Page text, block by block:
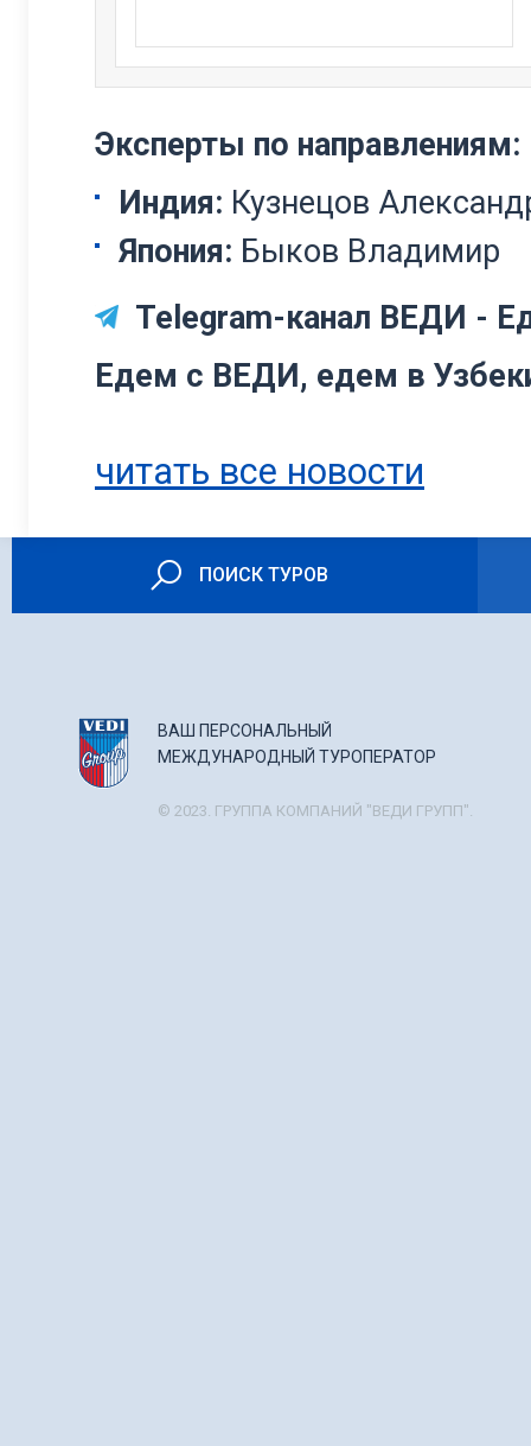
Эксперты по направлениям:
Индия: Кузнецов
Япония: Быков Владимир
Telegram-канал ВЕДИ -
Едем с ВЕДИ, едем в
читать все новости
ПОИСК ТУРОВ
ВАШ ПЕРСОНАЛЬНЫЙ
МЕЖДУНАРОДНЫЙ ТУРОПЕРАТОР
© 2023. ГРУППА КОМПАНИЙ "ВЕДИ ГРУПП".